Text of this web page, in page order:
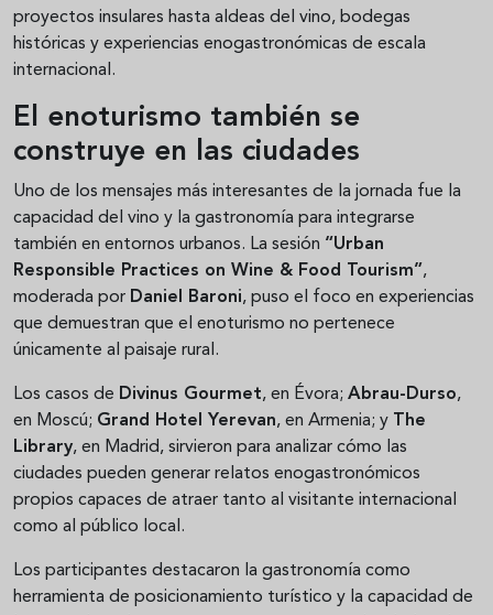
proyectos insulares hasta aldeas del vino, bodegas
históricas y experiencias enogastronómicas de escala
internacional.
El enoturismo también se
construye en las ciudades
Uno de los mensajes más interesantes de la jornada fue la
capacidad del vino y la gastronomía para integrarse
también en entornos urbanos. La sesión “Urban
Responsible Practices on Wine & Food Tourism”,
moderada por Daniel Baroni, puso el foco en experiencias
que demuestran que el enoturismo no pertenece
únicamente al paisaje rural.
Los casos de Divinus Gourmet, en Évora; Abrau-Durso,
en Moscú; Grand Hotel Yerevan, en Armenia; y The
Library, en Madrid, sirvieron para analizar cómo las
ciudades pueden generar relatos enogastronómicos
propios capaces de atraer tanto al visitante internacional
como al público local.
Los participantes destacaron la gastronomía como
herramienta de posicionamiento turístico y la capacidad de